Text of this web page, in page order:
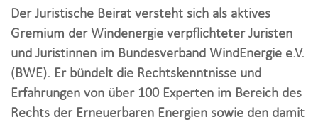
n
a
i
g
Der Juristische Beirat versteht sich als aktives
Gremium der Windenergie verpflichteter Juristen
und Juristinnen im Bundesverband WindEnergie e.V.
(BWE). Er bündelt die Rechtskenntnisse und
Erfahrungen von über 100 Experten im Bereich des
Rechts der Erneuerbaren Energien sowie den damit